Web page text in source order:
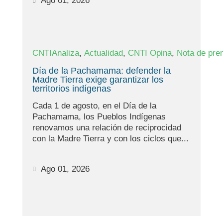
CNTIAnaliza, Actualidad, CNTI Opina, Nota de
Día de la Pachamama: defender la
Madre Tierra exige garantizar los
territorios indígenas
Cada 1 de agosto, en el Día de la
Pachamama, los Pueblos Indígenas
renovamos una relación de reciprocidad
con la Madre Tierra y con los ciclos que...
Ago 01, 2026